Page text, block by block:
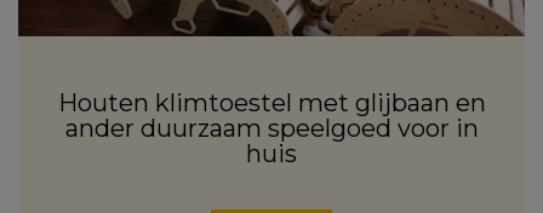
Houten klimtoestel met glijbaan en
ander duurzaam speelgoed voor in
huis